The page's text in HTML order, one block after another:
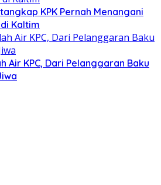
KPK Pernah Menangani
Kaltim
Air KPC, Dari Pelanggaran Baku